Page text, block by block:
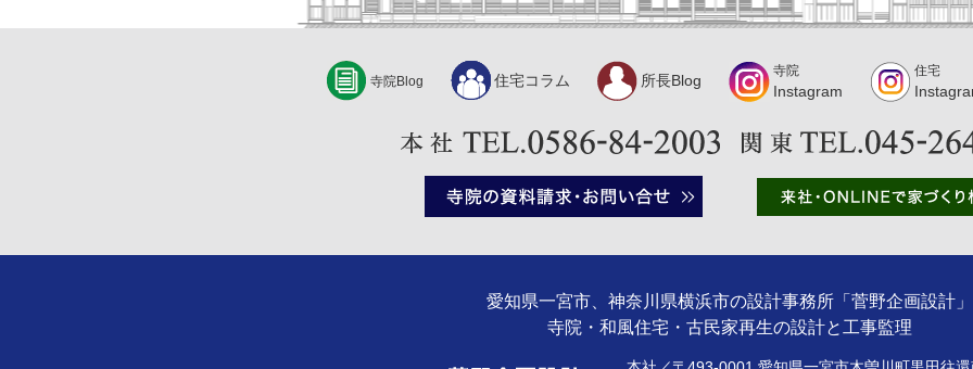
寺院Blog 住宅コラム 所長Blog
寺院
Instagram
住宅
愛知県一宮市、神奈川県横浜市の設計事務所「菅野企画設計」
寺院・和風住宅・古民家再生の設計と工事監理